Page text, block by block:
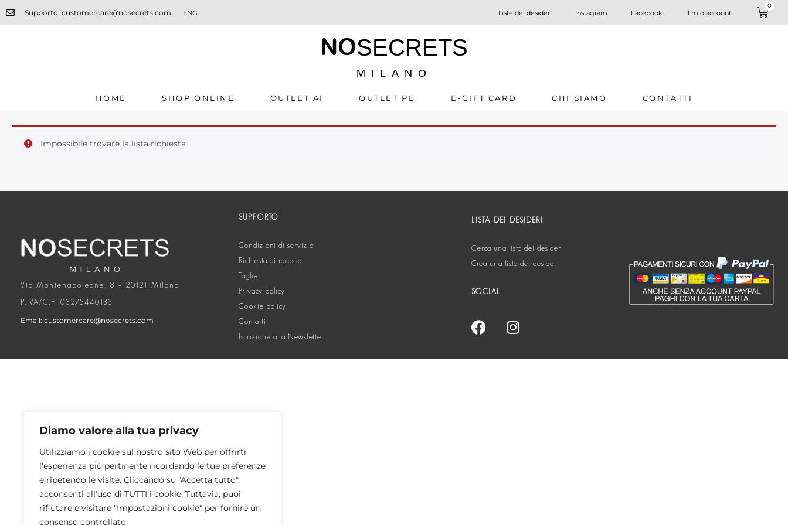
Diamo valore alla tua privacy
Utilizziamo i cookie sul nostro sito Web per offrirti
l'esperienza più pertinente ricordando le tue preferenze
e ripetendo le visite. Cliccando su "Accetta tutto",
acconsenti all'uso di TUTTI i cookie. Tuttavia, puoi
rifiutare e visitare "Impostazioni cookie" per fornire un
consenso controllato
Supporto: customercare@nosecrets.com ENG Liste dei desideri Instagram Facebook Il mio account
0
NOSECRETS
MILANO
HOME SHOP ONLINE OUTLET AI OUTLET PE E-GIFT CARD CHI SIAMO CONTATTI
Impossibile trovare la lista richiesta
Via Montenapoleone, 8 – 20121 Milano
P.IVA/C.F. 03275440133
Email: customercare@nosecrets.com
SUPPORTO
Condizioni di servizio
Richiesta di recesso
Taglie
Privacy policy
Cookie policy
Contatti
Iscrizione alla Newsletter
LISTA DEI DESIDERI
Cerca una lista dei desideri
Crea una lista dei desideri
SOCIAL